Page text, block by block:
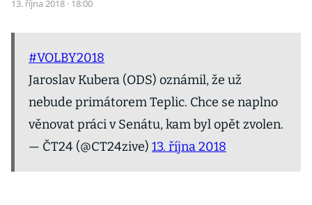
13. října 2018 · 18:00
#VOLBY2018
Jaroslav Kubera (ODS) oznámil, že už
nebude primátorem Teplic. Chce se naplno
věnovat práci v Senátu, kam byl opět zvolen.
— ČT24 (@CT24zive) 13. října 2018